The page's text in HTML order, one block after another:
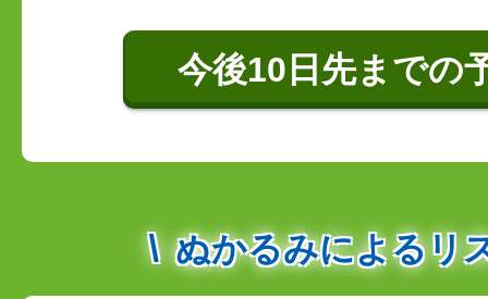
今後10日先までの
ぬかるみによるリ